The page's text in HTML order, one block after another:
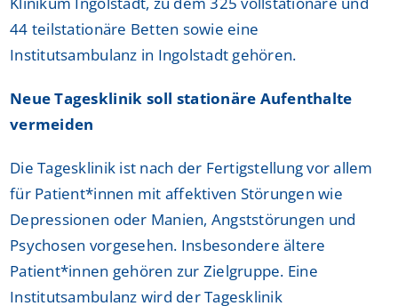
44 teilstationäre Betten sowie eine
Institutsambulanz in Ingolstadt gehören.
Neue Tagesklinik soll stationäre Aufenthalte
vermeiden
Die Tagesklinik ist nach der Fertigstellung vor allem
für Patient*innen mit affektiven Störungen wie
Depressionen oder Manien, Angststörungen und
Psychosen vorgesehen. Insbesondere ältere
Patient*innen gehören zur Zielgruppe. Eine
Institutsambulanz wird der Tagesklinik